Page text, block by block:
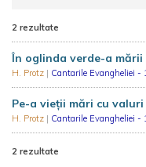
2 rezultate
În oglinda verde-a mării
H. Protz | Cantarile Evangheliei -
Pe-a vieții mări cu valuri
H. Protz | Cantarile Evangheliei -
2 rezultate